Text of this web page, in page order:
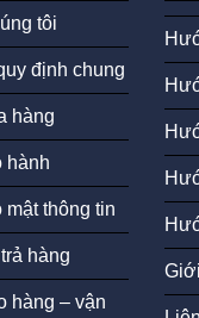
tôi
định chung
hàng
hành
thông tin
hàng
hàng – vận